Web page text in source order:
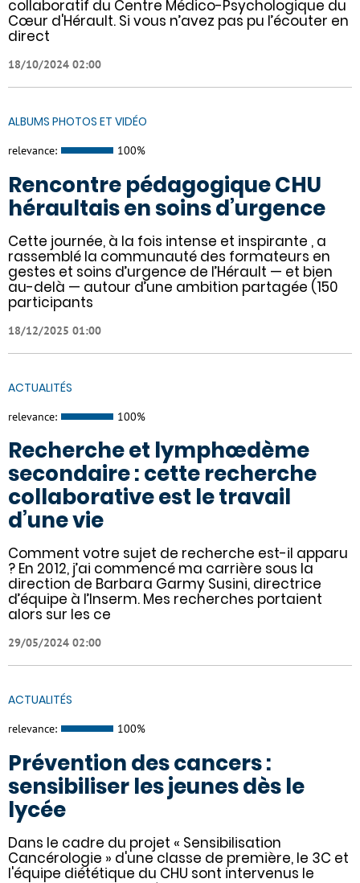
collaboratif du Centre Médico-Psychologique du
Cœur d'Hérault. Si vous n’avez pas pu l’écouter en
direct
18/10/2024 02:00
ALBUMS PHOTOS ET VIDÉO
relevance: 100%
Rencontre pédagogique CHU
héraultais en soins d’urgence
Cette journée, à la fois intense et inspirante , a
rassemblé la communauté des formateurs en
gestes et soins d’urgence de l’Hérault — et bien
au-delà — autour d’une ambition partagée (150
participants
18/12/2025 01:00
ACTUALITÉS
relevance: 100%
Recherche et lymphœdème
secondaire : cette recherche
collaborative est le travail
d’une vie
Comment votre sujet de recherche est-il apparu
? En 2012, j’ai commencé ma carrière sous la
direction de Barbara Garmy Susini, directrice
d’équipe à l’Inserm. Mes recherches portaient
alors sur les ce
29/05/2024 02:00
ACTUALITÉS
relevance: 100%
Prévention des cancers :
sensibiliser les jeunes dès le
lycée
Dans le cadre du projet « Sensibilisation
Cancérologie » d'une classe de première, le 3C et
l'équipe diététique du CHU sont intervenus le